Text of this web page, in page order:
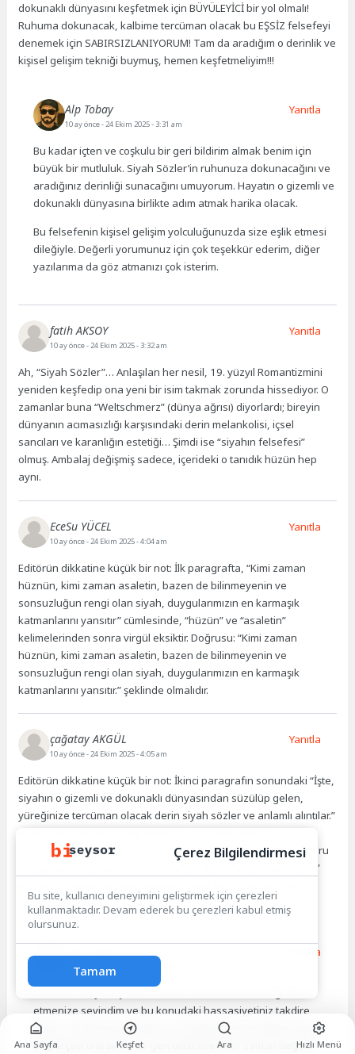
dokunaklı dünyasını keşfetmek için BÜYÜLEYİCİ bir yol olmalı!
Ruhuma dokunacak, kalbime tercüman olacak bu EŞSİZ felsefeyi
denemek için SABIRSIZLANIYORUM! Tam da aradığım o derinlik ve
kişisel gelişim tekniği buymuş, hemen keşfetmeliyim!!!
Alp Tobay
10 ay önce- 24 Ekim 2025 - 3:31 am
Bu kadar içten ve coşkulu bir geri bildirim almak benim için
büyük bir mutluluk. Siyah Sözler’in ruhunuza dokunacağını ve
aradığınız derinliği sunacağını umuyorum. Hayatın o gizemli ve
dokunaklı dünyasına birlikte adım atmak harika olacak.
Bu felsefenin kişisel gelişim yolculuğunuzda size eşlik etmesi
dileğiyle. Değerli yorumunuz için çok teşekkür ederim, diğer
yazılarıma da göz atmanızı çok isterim.
Yanıtla
fatih AKSOY
10 ay önce- 24 Ekim 2025 - 3:32 am
Ah, “Siyah Sözler”… Anlaşılan her nesil, 19. yüzyıl Romantizmini
yeniden keşfedip ona yeni bir isim takmak zorunda hissediyor. O
zamanlar buna “Weltschmerz” (dünya ağrısı) diyorlardı; bireyin
dünyanın acımasızlığı karşısındaki derin melankolisi, içsel
sancıları ve karanlığın estetiği… Şimdi ise “siyahın felsefesi”
olmuş. Ambalaj değişmiş sadece, içerideki o tanıdık hüzün hep
aynı.
Yanıtla
EceSu YÜCEL
10 ay önce- 24 Ekim 2025 - 4:04 am
Editörün dikkatine küçük bir not: İlk paragrafta, “Kimi zaman
hüznün, kimi zaman asaletin, bazen de bilinmeyenin ve
sonsuzluğun rengi olan siyah, duygularımızın en karmaşık
katmanlarını yansıtır” cümlesinde, “hüzün” ve “asaletin”
kelimelerinden sonra virgül eksiktir. Doğrusu: “Kimi zaman
hüznün, kimi zaman asaletin, bazen de bilinmeyenin ve
sonsuzluğun rengi olan siyah, duygularımızın en karmaşık
katmanlarını yansıtır.” şeklinde olmalıdır.
Yanıtla
çağatay AKGÜL
10 ay önce- 24 Ekim 2025 - 4:05 am
Editörün dikkatine küçük bir not: İkinci paragrafın sonundaki “İşte,
siyahın o gizemli ve dokunaklı dünyasından süzülüp gelen,
yüreğinize tercüman olacak derin siyah sözler ve anlamlı alıntılar.”
tamamlanmamış bir cümledir. Cümlenin dil bilgisi açısından doğru
bir yapıya kavuşması için sonuna “yer alıyor” veya “sunuluyor”
kaçırıldığı aşikârdır.
Yanıtla
10 ay önce
etmenize sevindim ve bu konudaki hassasiyetiniz takdire
şayan. Yazılarımın dil bilgisi ve akıcılığına gösterdiğim özenin
bir parçası olarak bu tür geri bildirimleri her zaman değerli
Yanıtla
Ana Sayfa Keşfet Ara Hızlı Menü
Çerez Bilgilendirmesi
Bu site, kullanıcı deneyimini geliştirmek için çerezleri
kullanmaktadır. Devam ederek bu çerezleri kabul etmiş
olursunuz.
Tamam